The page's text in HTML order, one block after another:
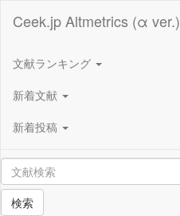
Ceek.jp Altmetrics (α ver.)
文献ランキング
新着文献
新着投稿
検索